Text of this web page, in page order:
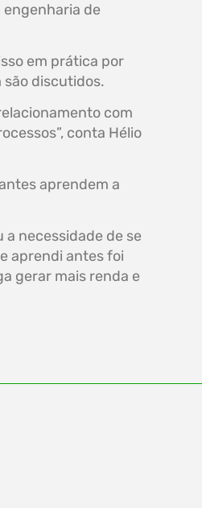
engenharia de
em prática por
são discutidos.
com
conta Hélio
aprendem a
necessidade de se
aprendi antes foi
gerar mais renda e